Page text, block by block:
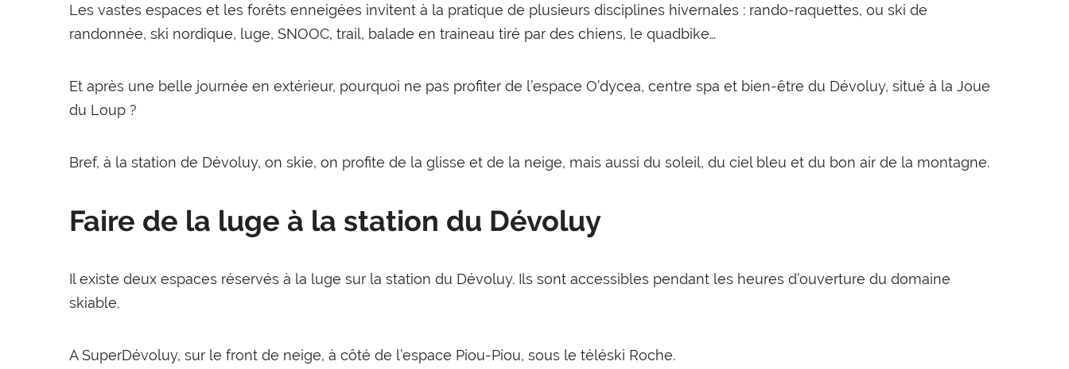
Les vastes espaces et les forêts enneigées invitent à la pratique de plusieurs disciplines hivernales : rando-raquettes, ou ski de
randonnée, ski nordique, luge, SNOOC, trail, balade en traineau tiré par des chiens, le quadbike…
Et après une belle journée en extérieur, pourquoi ne pas profiter de l’espace O’dycea, centre spa et bien-être du Dévoluy, situé à la Joue
du Loup ?
Bref, à la station de Dévoluy, on skie, on profite de la glisse et de la neige, mais aussi du soleil, du ciel bleu et du bon air de la montagne.
Faire de la luge à la station du Dévoluy
Il existe deux espaces réservés à la luge sur la station du Dévoluy. Ils sont accessibles pendant les heures d’ouverture du domaine
skiable.
A SuperDévoluy, sur le front de neige, à côté de l’espace Piou-Piou, sous le téléski Roche.